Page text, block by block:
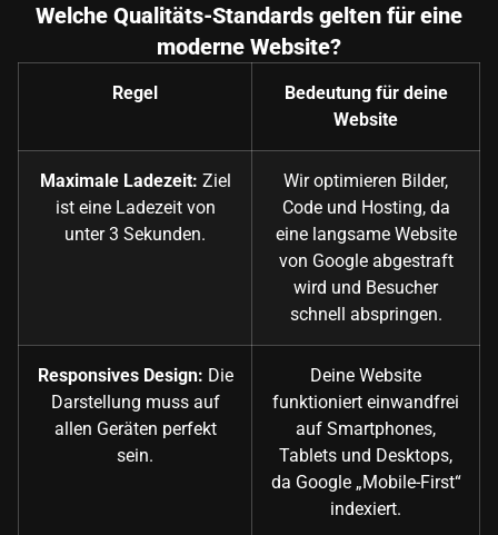
Welche Qualitäts-Standards gelten für eine
moderne Website?
Regel
Bedeutung für deine
Website
Maximale Ladezeit: Ziel
ist eine Ladezeit von
unter 3 Sekunden.
Wir optimieren Bilder,
Code und Hosting, da
eine langsame Website
von Google abgestraft
wird und Besucher
schnell abspringen.
Responsives Design: Die
Darstellung muss auf
allen Geräten perfekt
sein.
Deine Website
funktioniert einwandfrei
auf Smartphones,
Tablets und Desktops,
da Google „Mobile-First“
indexiert.